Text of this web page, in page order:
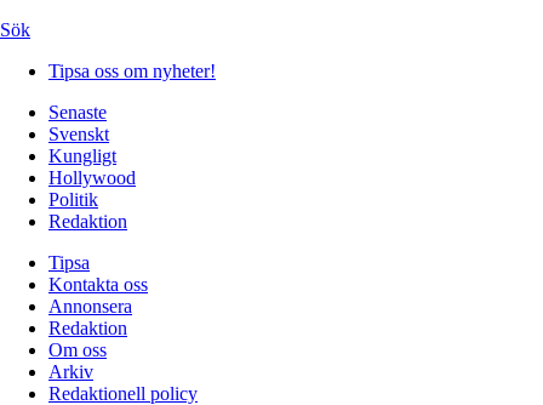
Sök
Tipsa oss om nyheter!
Senaste
Svenskt
Kungligt
Hollywood
Politik
Redaktion
Tipsa
Kontakta oss
Annonsera
Redaktion
Om oss
Arkiv
Redaktionell policy